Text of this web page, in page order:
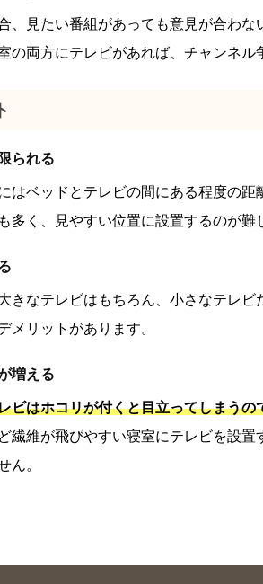
、見たい番組があっても意見が合わな
の両方にテレビがあれば、チャンネル
られる
はベッドとテレビの間にある程度の
多く、見やすい位置に設置するのが難
きなテレビはもちろん、小さなテレ
メリットがあります。
増える
ビはホコリが付くと目立ってしまうの
繊維が飛びやすい寝室にテレビを設
ん。